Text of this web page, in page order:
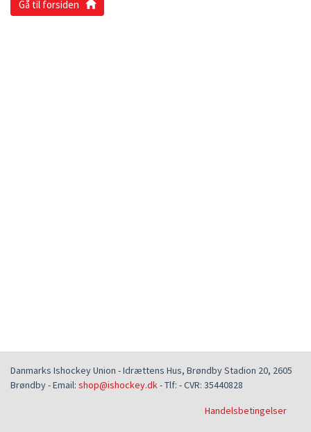
Gå til forsiden
Danmarks Ishockey Union -Idrættens Hus, Brøndby Stadion 20, 2605
Brøndby- Email: shop@ishockey.dk- Tlf: - CVR: 35440828
Handelsbetingelser